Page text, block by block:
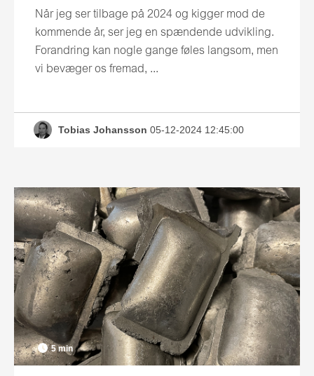
Når jeg ser tilbage på 2024 og kigger mod de
kommende år, ser jeg en spændende udvikling.
Forandring kan nogle gange føles langsom, men
vi bevæger os fremad, ...
Tobias Johansson 05-12-2024 12:45:00
5 min